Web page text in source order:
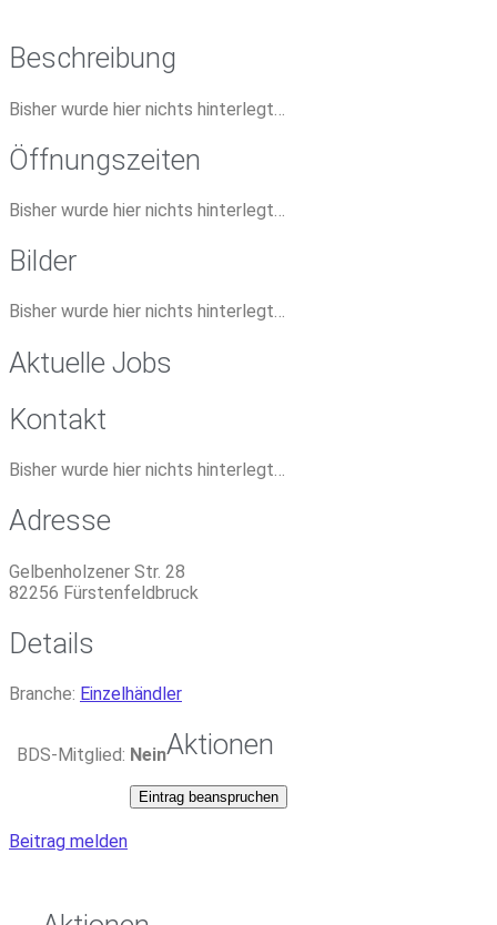
Beschreibung
Bisher wurde hier nichts hinterlegt…
Öffnungszeiten
Bisher wurde hier nichts hinterlegt…
Bilder
Bisher wurde hier nichts hinterlegt…
Aktuelle Jobs
Kontakt
Bisher wurde hier nichts hinterlegt…
Adresse
Gelbenholzener Str. 28
82256 Fürstenfeldbruck
Details
Branche: Einzelhändler
BDS-Mitglied: NeinAktionen
Eintrag beanspruchen
Beitrag melden